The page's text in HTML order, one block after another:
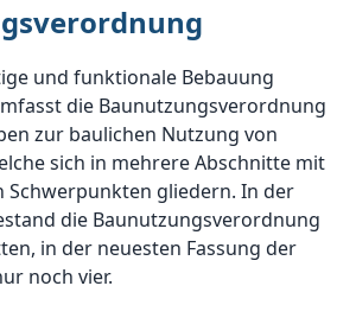
und funktionale Bebauung
die Baunutzungsverordnung
zur baulichen Nutzung von
sich in mehrere Abschnitte mit
Schwerpunkten gliedern. In der
die Baunutzungsverordnung
in der neuesten Fassung der
noch vier.